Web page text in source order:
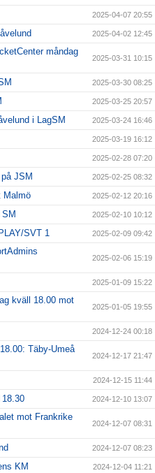
2025-04-07 20:55
2025-04-02 12:45
måndag
2025-03-31 10:15
2025-03-30 08:25
2025-03-25 20:57
i LagSM 2025-03-24 16:46
2025-03-19 16:12
2025-02-28 07:20
JSM 2025-02-25 08:32
Malmö 2025-02-12 20:16
2025-02-10 10:12
SVT 1 2025-02-09 09:42
2025-02-06 15:19
2025-01-09 15:22
kväll 18.00 mot
2025-01-05 19:55
2024-12-24 00:18
Täby-Umeå
2024-12-17 21:47
2024-12-15 11:44
2024-12-10 13:07
mot Frankrike
2024-12-07 08:31
2024-12-07 08:23
KM 2024-12-04 11:21